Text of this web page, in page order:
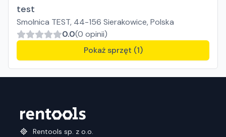
test
Smolnica TEST, 44-156 Sierakowice, Polska
0.0(0 opinii)
Pokaż sprzęt (1)
Rentools sp. z o.o.